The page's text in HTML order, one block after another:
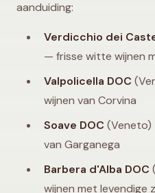
aanduiding:
Verdicchio dei
— frisse witte wijnen
Valpolicella DOC
wijnen van Corvina
Soave DOC (Veneto)
van Garganega
Barbera d'Alba DOC
wijnen met levendige